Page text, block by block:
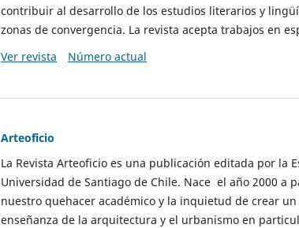
contribuir al desarrollo de los estudios literarios y
zonas de convergencia. La revista acepta trabajos en
Ver revista
Número actual
Arteoficio
La Revista Arteoficio es una publicación editada por la
Universidad de Santiago de Chile. Nace el año 2000 a
nuestro quehacer académico y la inquietud de crear
enseñanza de la arquitectura y el urbanismo en